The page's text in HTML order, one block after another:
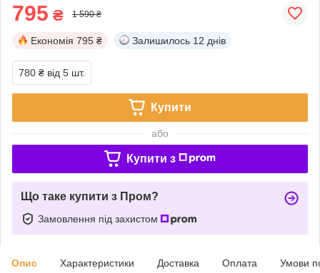
795 ₴ 1 590 ₴
Економія 795 ₴ Залишилось 12 днів
780 ₴ від 5 шт.
Купити
або
Купити з
Що таке купити з Пром?
Замовлення під захистом
Опис Характеристики Доставка Оплата Умови